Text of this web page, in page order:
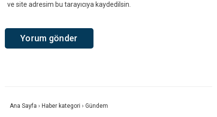
ve site adresim bu tarayıcıya kaydedilsin.
Ana Sayfa › Haber kategori › Gündem